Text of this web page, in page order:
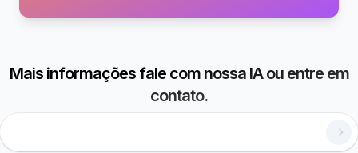
Mais informações fale com nossa IA ou entre em
contato.